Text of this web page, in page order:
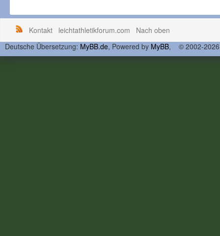
Kontakt leichtathletikforum.com
Nach oben
Deutsche Übersetzung: MyBB.de, Powered by MyBB, © 2002-